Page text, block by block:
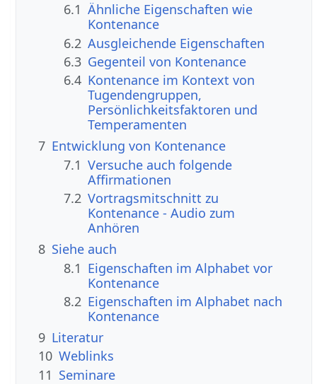
6.1 Ähnliche Eigenschaften wie
Kontenance
6.2 Ausgleichende Eigenschaften
6.3 Gegenteil von Kontenance
6.4 Kontenance im Kontext von
Tugendengruppen,
Persönlichkeitsfaktoren und
Temperamenten
7 Entwicklung von Kontenance
7.1 Versuche auch folgende
Affirmationen
7.2 Vortragsmitschnitt zu
Kontenance - Audio zum
Anhören
8 Siehe auch
8.1 Eigenschaften im Alphabet vor
Kontenance
8.2 Eigenschaften im Alphabet nach
Kontenance
9 Literatur
10 Weblinks
11 Seminare